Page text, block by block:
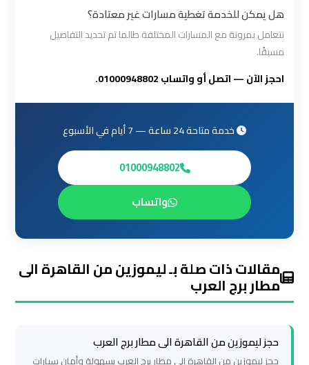
هل يمكن للخدمة تغطية مسارات غير معتادة؟
نتعامل بمرونة مع المسارات المختلفة طالما تم تحديد التفاصيل
مسبقًا.
احجز الآن — اتصل أو واتساب 01000948802.
خدمة متاحة 24 ساعة — 7 أيام في الأسبوع
01000948802
واتساب
مقالات ذات صلة بـ ليموزين من القاهرة الى
مطار برج العرب
حجز ليموزين من القاهرة الى مطار برج العرب
حجز ليموزين من القاهرة إلى مطار برج العرب بسهولة وأمان سيارات
ليموزين
العاصمة
ليموزين
العرب
دهب
ليموزين